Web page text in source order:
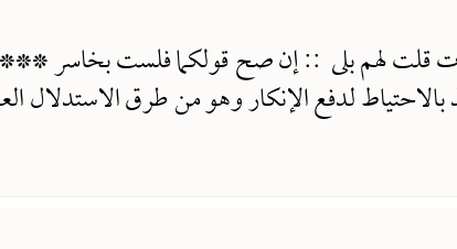
قلت لهم بلى :: إن صح قولكما فلست بخاسر ***
لدفع الإنكار وهو من طرق الاستدلال